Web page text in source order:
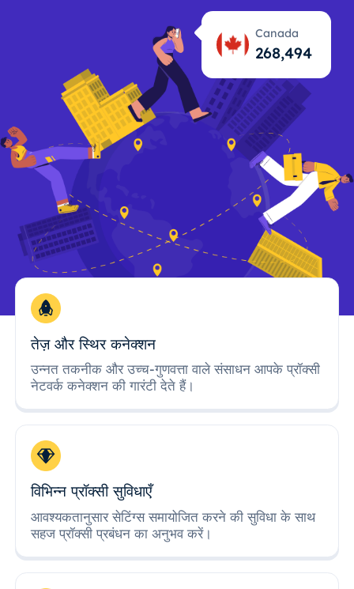
Canada
268,495
तेज़ और स्थिर कनेक्शन
उन्नत तकनीक और उच्च-गुणवत्ता वाले संसाधन आपके प्रॉक्सी
नेटवर्क कनेक्शन की गारंटी देते हैं।
विभिन्न प्रॉक्सी सुविधाएँ
आवश्यकतानुसार सेटिंग्स समायोजित करने की सुविधा के साथ
सहज प्रॉक्सी प्रबंधन का अनुभव करें।